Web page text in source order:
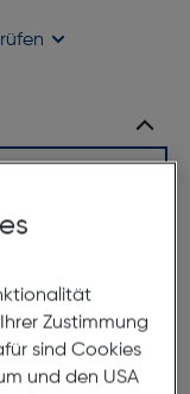
Neben
durch den
Beliebtheit
Zustimmung
sind Cookies
und den USA